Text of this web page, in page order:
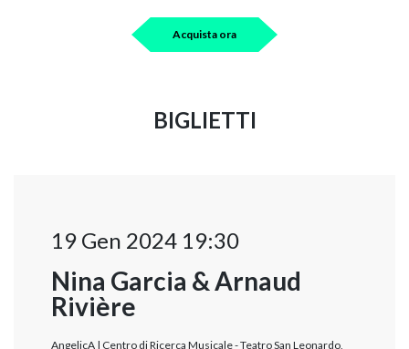
Acquista ora
BIGLIETTI
19 Gen 2024 19:30
Nina Garcia & Arnaud
Rivière
AngelicA | Centro di Ricerca Musicale - Teatro San Leonardo,